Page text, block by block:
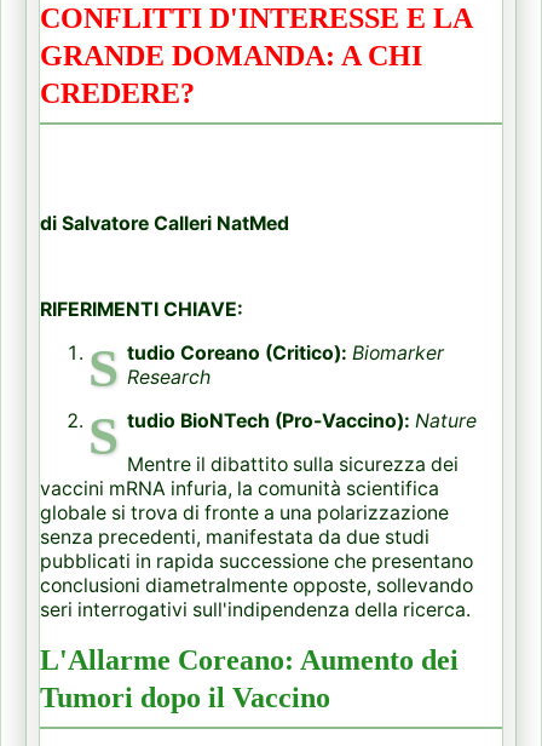
CONFLITTI D'INTERESSE E LA
GRANDE DOMANDA: A CHI
CREDERE?
di Salvatore Calleri NatMed
RIFERIMENTI CHIAVE:
S tudio Coreano (Critico): Biomarker
Research
S tudio BioNTech (Pro-Vaccino): Nature
Mentre il dibattito sulla sicurezza dei
vaccini mRNA infuria, la comunità scientifica
globale si trova di fronte a una polarizzazione
senza precedenti, manifestata da due studi
pubblicati in rapida successione che presentano
conclusioni diametralmente opposte, sollevando
seri interrogativi sull'indipendenza della ricerca.
L'Allarme Coreano: Aumento dei
Tumori dopo il Vaccino